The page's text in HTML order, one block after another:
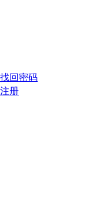
找回密码
注册